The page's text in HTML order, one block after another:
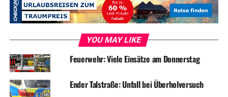
YOU MAY LIKE
Feuerwehr: Viele Einsätze am Donnerstag
Ender Talstraße: Unfall bei Überholversuch